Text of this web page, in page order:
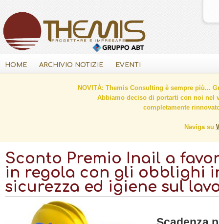
HOME ARCHIVIO NOTIZIE EVENTI
NOVITÀ: Themis Consulting è sempre più...
Abbiamo deciso di portarti con noi nel
completamente
Naviga su
Sconto Premio Inail a
in regola con gli obblighi
sicurezza ed igiene sul